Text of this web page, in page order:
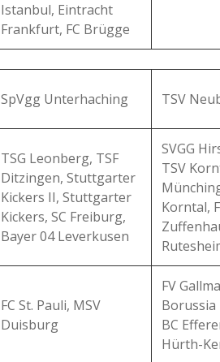
Istanbul, Eintracht
Frankfurt, FC Brügge
SpVgg Unterhaching TSV
TSG Leonberg, TSF
Ditzingen, Stuttgarter
Kickers II, Stuttgarter
Kickers, SC Freiburg,
Bayer 04 Leverkusen
SVGG
TSV
Korntal,
FC St. Pauli, MSV
Duisburg
FV
Borussia
BC
Hürth-